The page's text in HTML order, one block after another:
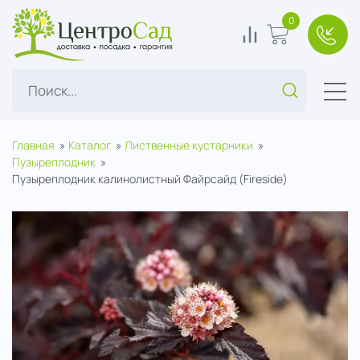
ЦентроСад
Поиск...
0 В корзину
0
Главная Каталог
Лиственные кустарники
Пузыреплодник
Пузыреплодник калинолистный Файрсайд (Fireside)